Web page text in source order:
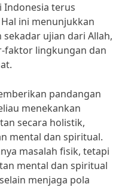
Indonesia terus
ini menunjukkan
ujian dari Allah,
faktor lingkungan dan
pandangan
menekankan
secara holistik,
mental dan spiritual.
masalah fisik, tetapi
mental dan spiritual
menjaga pola